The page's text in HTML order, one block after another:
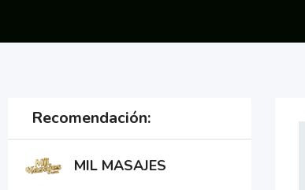
Recomendación:
MIL MASAJES